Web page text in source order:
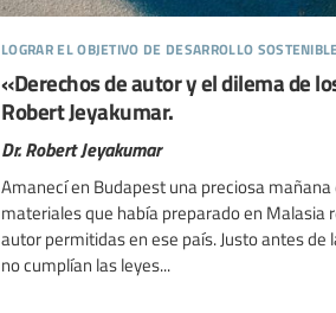
lograr el objetivo de desarrollo
«Derechos de autor y el dilema de
Robert Jeyakumar.
Dr. Robert Jeyakumar
Amanecí en Budapest una preciosa
materiales que había preparado en Malasia
autor permitidas en ese país. Justo antes
no cumplían las leyes...